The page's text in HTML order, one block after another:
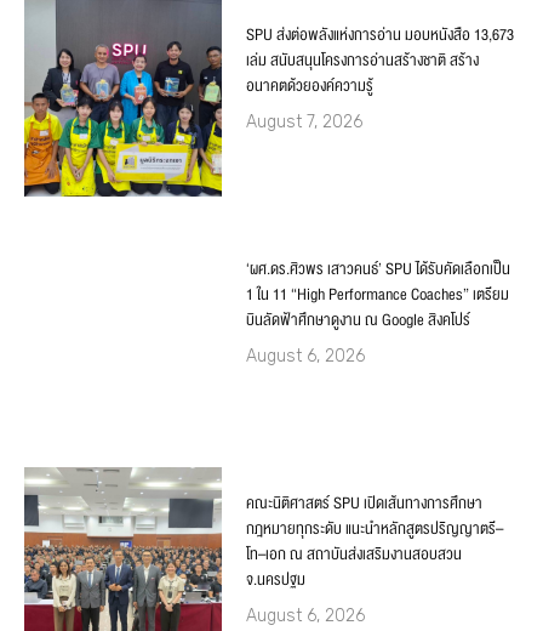
SPU ส่งต่อพลังแห่งการอ่าน มอบหนังสือ 13,673
เล่ม สนับสนุนโครงการอ่านสร้างชาติ สร้าง
อนาคตด้วยองค์ความรู้
August 7, 2026
‘ผศ.ดร.ศิวพร เสาวคนธ์’ SPU ได้รับคัดเลือกเป็น
1 ใน 11 “High Performance Coaches” เตรียม
บินลัดฟ้าศึกษาดูงาน ณ Google สิงคโปร์
August 6, 2026
คณะนิติศาสตร์ SPU เปิดเส้นทางการศึกษา
กฎหมายทุกระดับ แนะนำหลักสูตรปริญญาตรี–
โท–เอก ณ สถาบันส่งเสริมงานสอบสวน
จ.นครปฐม
August 6, 2026